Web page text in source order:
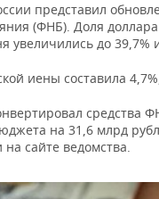
представил
(ФНБ). Доля
увеличились до 39,7%
иены составила
средства
на 31,6 млрд
сайте ведомства.